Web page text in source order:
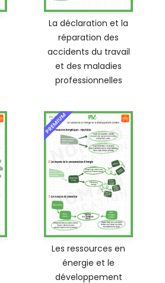
La déclaration et la
réparation des
accidents du travail
et des maladies
professionnelles
PREMIUM
Les ressources en
énergie et le
développement